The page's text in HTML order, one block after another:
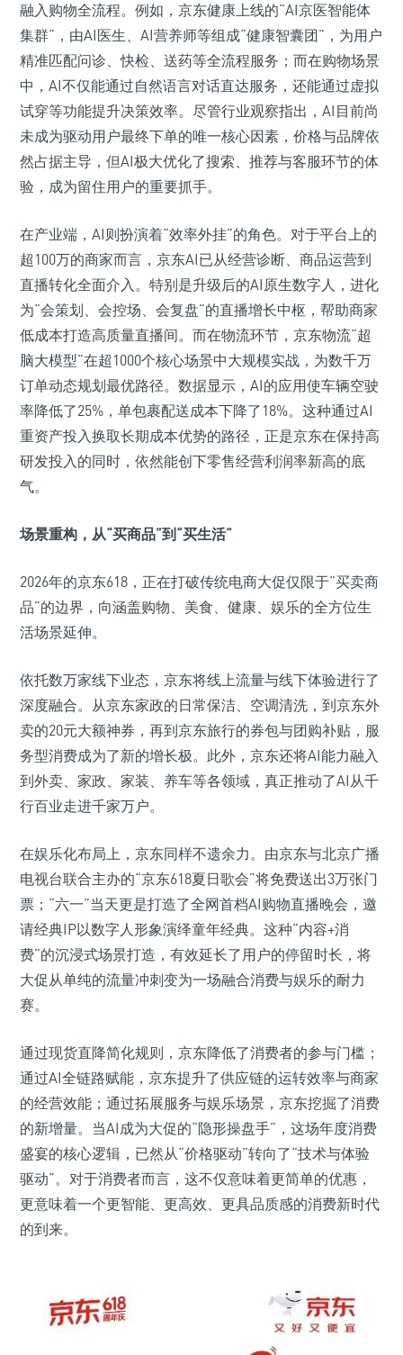
融入购物全流程。例如，京东健康上线的“AI京医智能体
集群”，由AI医生、AI营养师等组成“健康智囊团”，为用户
精准匹配问诊、快检、送药等全流程服务；而在购物场景
中，AI不仅能通过自然语言对话直达服务，还能通过虚拟
试穿等功能提升决策效率。尽管行业观察指出，AI目前尚
未成为驱动用户最终下单的唯一核心因素，价格与品牌依
然占据主导，但AI极大优化了搜索、推荐与客服环节的体
验，成为留住用户的重要抓手。
在产业端，AI则扮演着“效率外挂”的角色。对于平台上的
超100万的商家而言，京东AI已从经营诊断、商品运营到
直播转化全面介入。特别是升级后的AI原生数字人，进化
为“会策划、会控场、会复盘”的直播增长中枢，帮助商家
低成本打造高质量直播间。而在物流环节，京东物流“超
脑大模型”在超1000个核心场景中大规模实战，为数千万
订单动态规划最优路径。数据显示，AI的应用使车辆空驶
率降低了25%，单包裹配送成本下降了18%。这种通过AI
重资产投入换取长期成本优势的路径，正是京东在保持高
研发投入的同时，依然能创下零售经营利润率新高的底
气。
场景重构，从“买商品”到“买生活”
2026年的京东618，正在打破传统电商大促仅限于“买卖商
品”的边界，向涵盖购物、美食、健康、娱乐的全方位生
活场景延伸。
依托数万家线下业态，京东将线上流量与线下体验进行了
深度融合。从京东家政的日常保洁、空调清洗，到京东外
卖的20元大额神券，再到京东旅行的券包与团购补贴，服
务型消费成为了新的增长极。此外，京东还将AI能力融入
到外卖、家政、家装、养车等各领域，真正推动了AI从千
行百业走进千家万户。
在娱乐化布局上，京东同样不遗余力。由京东与北京广播
电视台联合主办的“京东618夏日歌会”将免费送出3万张门
票；“六一”当天更是打造了全网首档AI购物直播晚会，邀
请经典IP以数字人形象演绎童年经典。这种“内容+消
费”的沉浸式场景打造，有效延长了用户的停留时长，将
大促从单纯的流量冲刺变为一场融合消费与娱乐的耐力
赛。
通过现货直降简化规则，京东降低了消费者的参与门槛；
通过AI全链路赋能，京东提升了供应链的运转效率与商家
的经营效能；通过拓展服务与娱乐场景，京东挖掘了消费
的新增量。当AI成为大促的“隐形操盘手”，这场年度消费
盛宴的核心逻辑，已然从“价格驱动”转向了“技术与体验
驱动”。对于消费者而言，这不仅意味着更简单的优惠，
更意味着一个更智能、更高效、更具品质感的消费新时代
的到来。